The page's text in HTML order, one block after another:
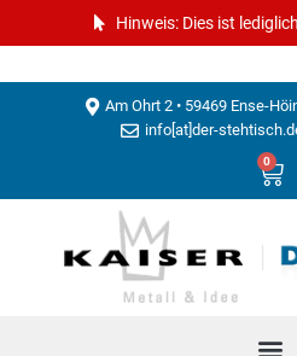
Hinweis: Dies ist
Am Ohrt 2 • 59469 Ense-
info[at]der-
0